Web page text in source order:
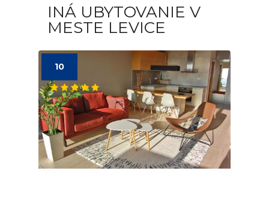
INÁ UBYTOVANIE V
MESTE LEVICE
10